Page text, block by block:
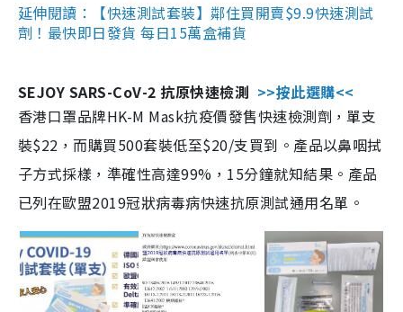
延伸閱讀：【快速測試套裝】鄰住買開賣$9.9快速測試
劑！最快即日發貨 每日15萬盒補貨
SEJOY SARS-CoV-2 抗原快速檢測 >>按此選購<<
香港口罩品牌HK-M Mask抗疫價發售快速檢測劑，單支
裝$22，而購買500套裝低至$20/支買到。產品以鼻咽拭
子方式採樣，準確性高達99%，15分鐘就知結果。產品
已列在歐盟2019冠狀病毒病快速抗原測試通用名單。